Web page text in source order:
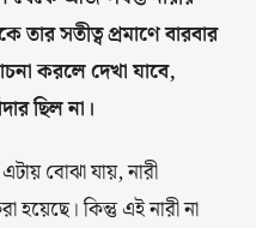
সতীত্ব প্রমাণে বারবার
করলে দেখা যাবে,
ছিল না।
বোঝা যায়, নারী
কিন্তু এই নারী না